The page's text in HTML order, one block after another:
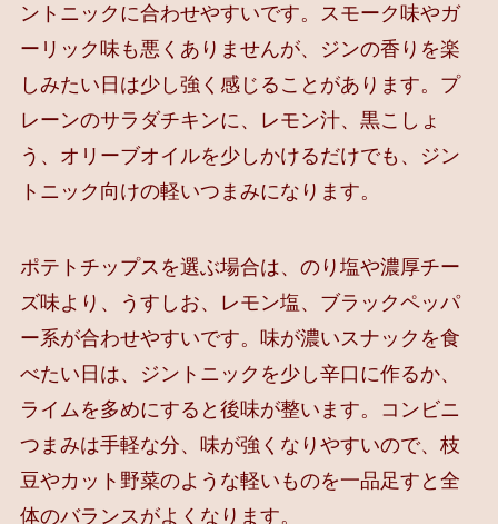
ントニックに合わせやすいです。スモーク味やガ
ーリック味も悪くありませんが、ジンの香りを楽
しみたい日は少し強く感じることがあります。プ
レーンのサラダチキンに、レモン汁、黒こしょ
う、オリーブオイルを少しかけるだけでも、ジン
トニック向けの軽いつまみになります。
ポテトチップスを選ぶ場合は、のり塩や濃厚チー
ズ味より、うすしお、レモン塩、ブラックペッパ
ー系が合わせやすいです。味が濃いスナックを食
べたい日は、ジントニックを少し辛口に作るか、
ライムを多めにすると後味が整います。コンビニ
つまみは手軽な分、味が強くなりやすいので、枝
豆やカット野菜のような軽いものを一品足すと全
体のバランスがよくなります。